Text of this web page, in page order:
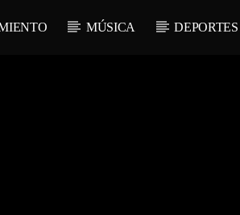
MÚSICA DEPORTES